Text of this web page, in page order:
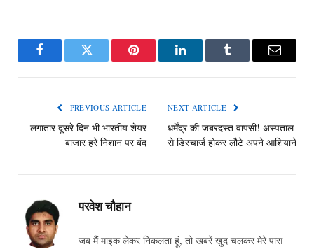
FacebookTwitter Pinterest LinkedInTumblr Email
PREVIOUS ARTICLE
लगातार दूसरे दिन भी भारतीय शेयर
बाजार हरे निशान पर बंद
NEXT ARTICLE
धर्मेंद्र की जबरदस्त वापसी! अस्पताल
से डिस्चार्ज होकर लौटे अपने आशियाने
परवेश चौहान
जब मैं माइक लेकर निकलता हूं, तो खबरें खुद चलकर मेरे पास